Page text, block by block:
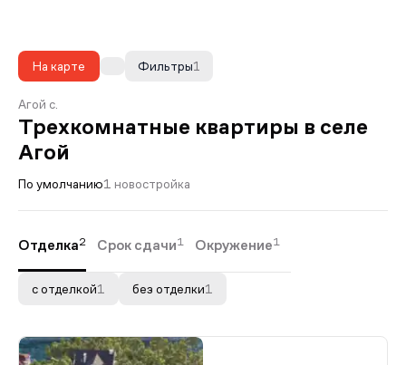
На карте 1
Фильтры
Агой с.
Трехкомнатные квартиры в селе
Агой
По умолчанию1 новостройка
Отделка2 Срок сдачи1 Окружение1
с отделкой1 без отделки1